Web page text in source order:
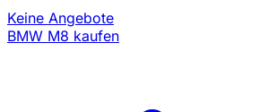
Keine Angebote
BMW M8 kaufen